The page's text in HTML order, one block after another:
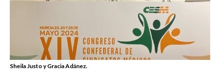
Sheila Justo y Gracia Adánez.